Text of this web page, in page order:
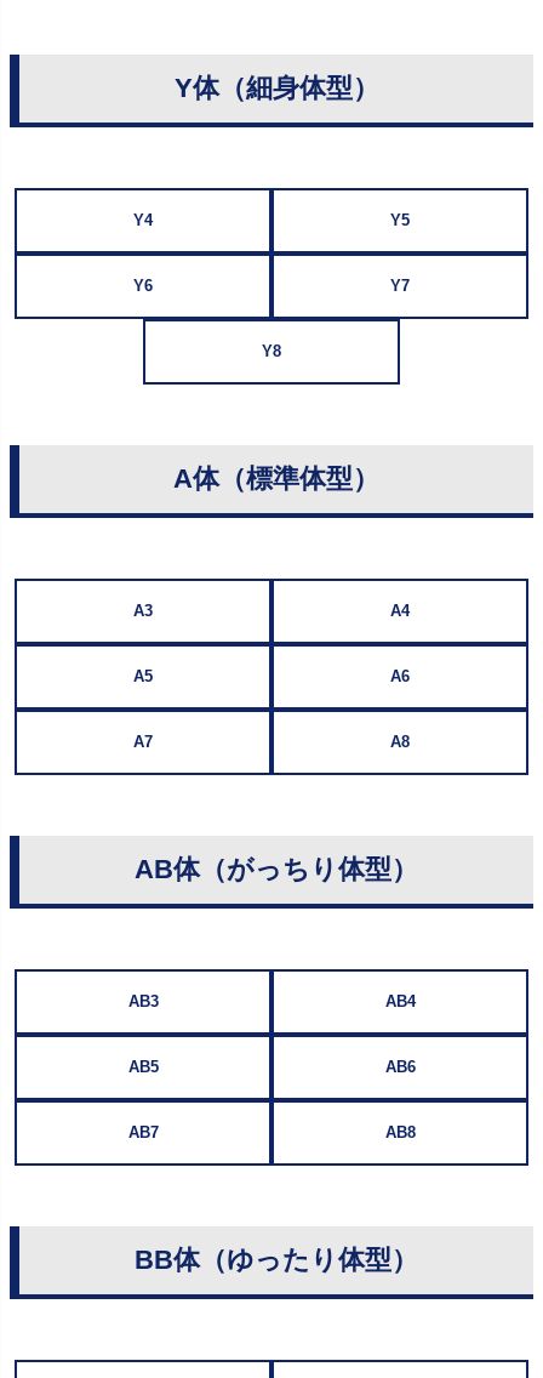
Y体（細身体型）
Y4 Y5
Y6 Y7
Y8
A体（標準体型）
A3 A4
A5 A6
A7 A8
AB体（がっちり体型）
AB3 AB4
AB5 AB6
AB7 AB8
BB体（ゆったり体型）